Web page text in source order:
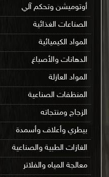
أوتوميشن وتحكم آلي
الصناعات الغذائية
المواد الكيميائية
الدهانات والأصباغ
المواد العازلة
المنظفات الصناعية
الزجاج ومنتجاته
بيطري وأعلاف وأسمدة
الغازات الطبية والصناعية
معالجة المياه والفلاتر